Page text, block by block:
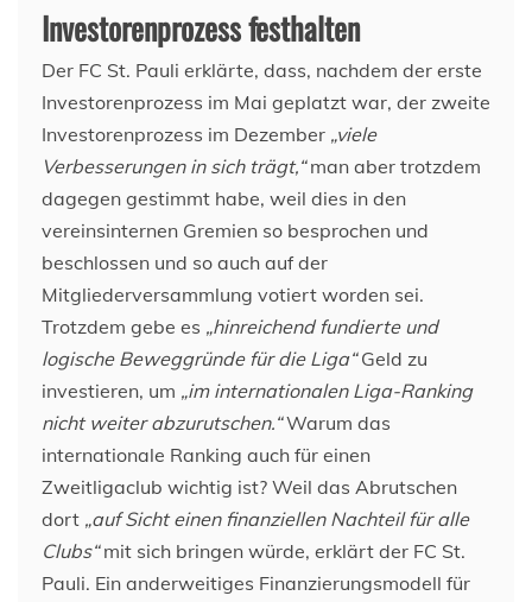
Investorenprozess festhalten
Der FC St. Pauli erklärte, dass, nachdem der erste
Investorenprozess im Mai geplatzt war, der zweite
Investorenprozess im Dezember „viele
Verbesserungen in sich trägt,“man aber trotzdem
dagegen gestimmt habe, weil dies in den
vereinsinternen Gremien so besprochen und
beschlossen und so auch auf der
Mitgliederversammlung votiert worden sei.
Trotzdem gebe es „hinreichend fundierte und
logische Beweggründe für die Liga“Geld zu
investieren, um „im internationalen Liga-Ranking
nicht weiter abzurutschen.“Warum das
internationale Ranking auch für einen
Zweitligaclub wichtig ist? Weil das Abrutschen
dort „auf Sicht einen finanziellen Nachteil für alle
Clubs“mit sich bringen würde, erklärt der FC St.
Pauli. Ein anderweitiges Finanzierungsmodell für